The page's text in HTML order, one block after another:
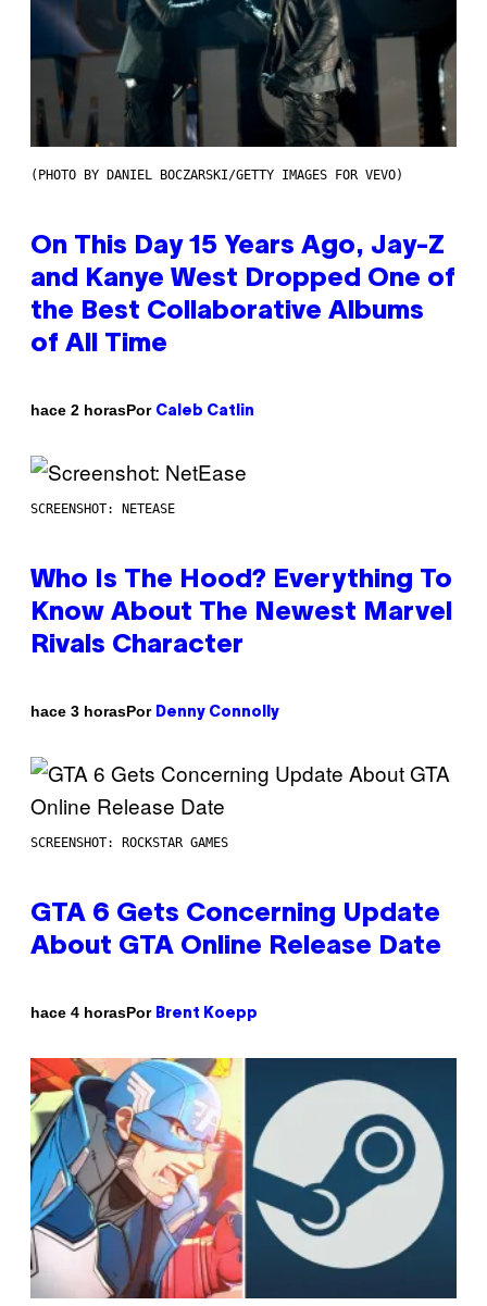
(PHOTO BY DANIEL BOCZARSKI/GETTY IMAGES FOR VEVO)
On This Day 15 Years Ago, Jay-Z
and Kanye West Dropped One of
the Best Collaborative Albums
of All Time
hace 2 horasPor Caleb Catlin
SCREENSHOT: NETEASE
Who Is The Hood? Everything To
Know About The Newest Marvel
Rivals Character
hace 3 horasPor Denny Connolly
SCREENSHOT: ROCKSTAR GAMES
GTA 6 Gets Concerning Update
About GTA Online Release Date
hace 4 horasPor Brent Koepp